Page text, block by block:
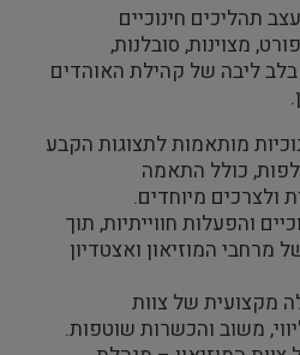
תהליכים חינוכיים
מצוינות, סובלנות,
ליבה של קהילת האוהדים
מותאמות לתצוגות הקבע
כולל התאמה
ולצרכים מיוחדים.
והפעלות חווייתיות, תוך
מרחבי המוזיאון ואצטדיון
מקצועית של צוות
משוב והכשרות שוטפות.